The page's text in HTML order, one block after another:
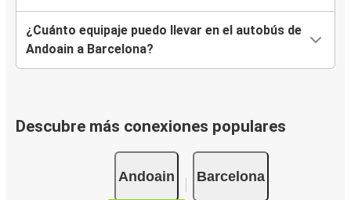
¿Cuánto equipaje puedo llevar en el autobús de
Andoain a Barcelona?
Descubre más conexiones populares
Andoain Barcelona